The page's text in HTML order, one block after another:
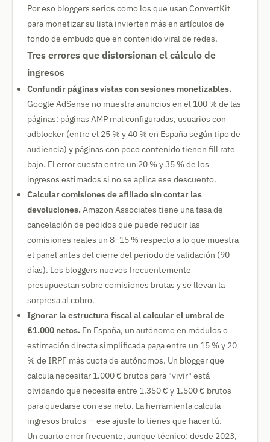
Por eso bloggers serios como los que usan ConvertKit
para monetizar su lista invierten más en artículos de
fondo de embudo que en contenido viral de redes.
Tres errores que distorsionan el cálculo de
ingresos
Confundir páginas vistas con sesiones monetizables.
Google AdSense no muestra anuncios en el 100 % de las
páginas: páginas AMP mal configuradas, usuarios con
adblocker (entre el 25 % y 40 % en España según tipo de
audiencia) y páginas con poco contenido tienen fill rate
bajo. El error cuesta entre un 20 % y 35 % de los
ingresos estimados si no se aplica ese descuento.
Calcular comisiones de afiliado sin contar las
devoluciones.Amazon Associates tiene una tasa de
cancelación de pedidos que puede reducir las
comisiones reales un 8–15 % respecto a lo que muestra
el panel antes del cierre del periodo de validación (90
días). Los bloggers nuevos frecuentemente
presupuestan sobre comisiones brutas y se llevan la
sorpresa al cobro.
Ignorar la estructura fiscal al calcular el umbral de
€1.000 netos. En España, un autónomo en módulos o
estimación directa simplificada paga entre un 15 % y 20
% de IRPF más cuota de autónomos. Un blogger que
calcula necesitar 1.000 € brutos para "vivir" está
olvidando que necesita entre 1.350 € y 1.500 € brutos
para quedarse con ese neto. La herramienta calcula
ingresos brutos — ese ajuste lo tienes que hacer tú.
Un cuarto error frecuente, aunque técnico: desde 2023,